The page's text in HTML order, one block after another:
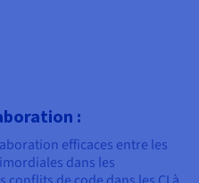
:
efficaces entre les
dans les